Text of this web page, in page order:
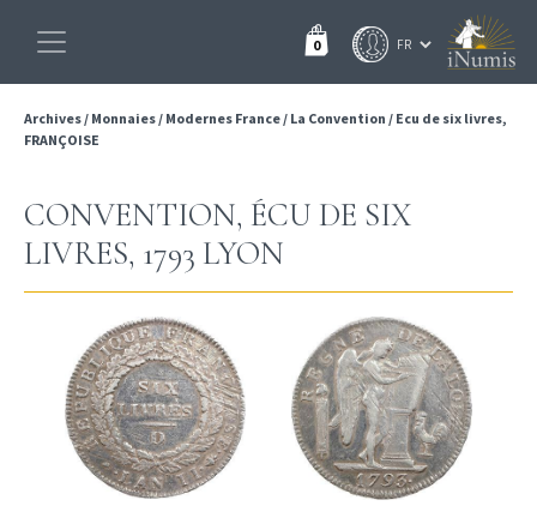
0
Archives/ Monnaies/ Modernes France/ La Convention / Ecu de six livres,
FRANÇOISE
CONVENTION, ÉCU DE SIX
LIVRES, 1793 LYON